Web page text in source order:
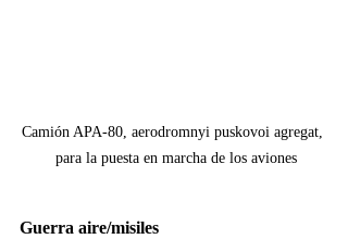
Camión APA-80, aerodromnyi puskovoi agregat,
para la puesta en marcha de los aviones
Guerra aire/misiles